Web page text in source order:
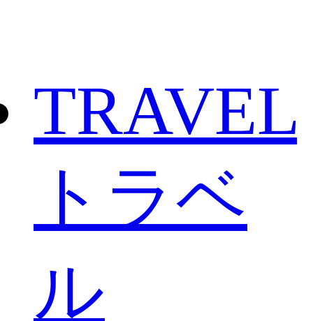
TRAVEL
トラベ
ル